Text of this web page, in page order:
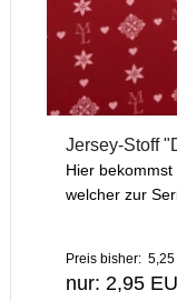
Jersey-Stoff
Hier
welcher zur
Preis bisher: 5,25
nur: 2,95